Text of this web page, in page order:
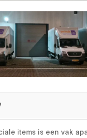
items is een vak